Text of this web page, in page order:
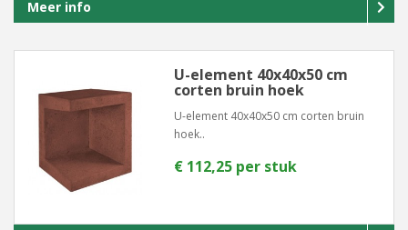
Meer info
U-element 40x40x50 cm
corten bruin hoek
U-element 40x40x50 cm corten bruin
hoek..
€ 112,25 per stuk